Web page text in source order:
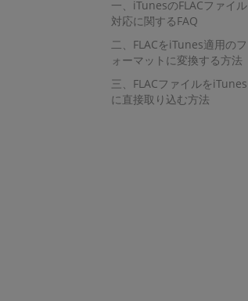
一、iTunesのFLACファイル
対応に関するFAQ
二、FLACをiTunes適用のフ
ォーマットに変換する方法
三、FLACファイルをiTunes
に直接取り込む方法